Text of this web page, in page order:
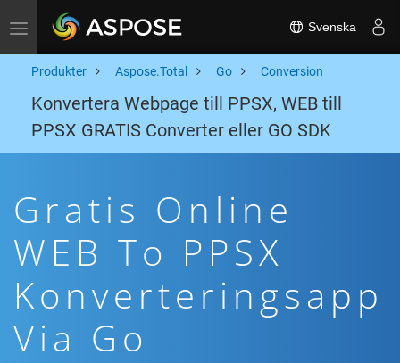
Toggle navigation Svenska
Produkter Aspose.Total Go Conversion
Konvertera Webpage till PPSX, WEB till
PPSX GRATIS Converter eller GO SDK
Gratis Online
WEB To PPSX
Konverteringsapp
Via Go